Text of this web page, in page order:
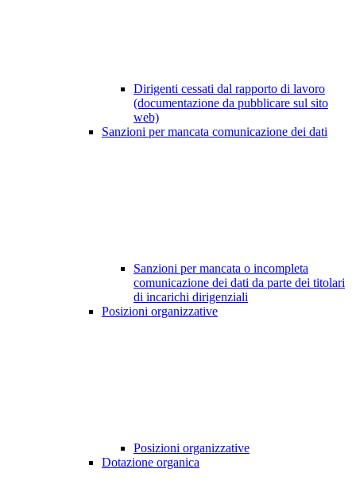
Dirigenti cessati dal rapporto di lavoro
(documentazione da pubblicare sul sito
web)
Sanzioni per mancata comunicazione dei dati
Sanzioni per mancata o incompleta
comunicazione dei dati da parte dei titolari
di incarichi dirigenziali
Posizioni organizzative
Posizioni organizzative
Dotazione organica